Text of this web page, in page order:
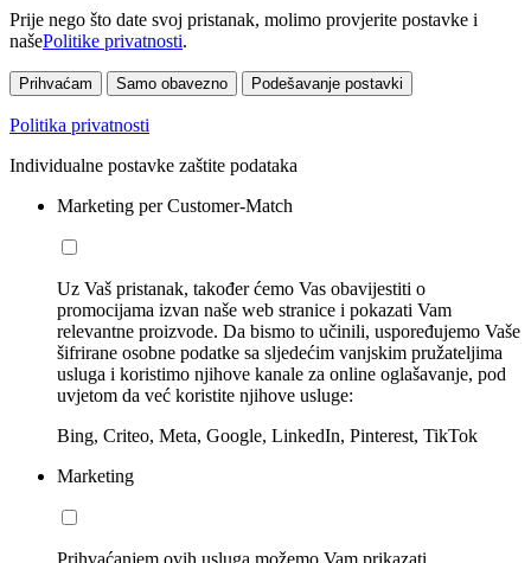
Prije nego što date svoj pristanak, molimo provjerite postavke i
našePolitike privatnosti.
Prihvaćam Samo obavezno Podešavanje postavki
Politika privatnosti
Individualne postavke zaštite podataka
Marketing per Customer-Match
Uz Vaš pristanak, također ćemo Vas obavijestiti o
promocijama izvan naše web stranice i pokazati Vam
relevantne proizvode. Da bismo to učinili, uspoređujemo Vaše
šifrirane osobne podatke sa sljedećim vanjskim pružateljima
usluga i koristimo njihove kanale za online oglašavanje, pod
uvjetom da već koristite njihove usluge:
Bing, Criteo, Meta, Google, LinkedIn, Pinterest, TikTok
Marketing